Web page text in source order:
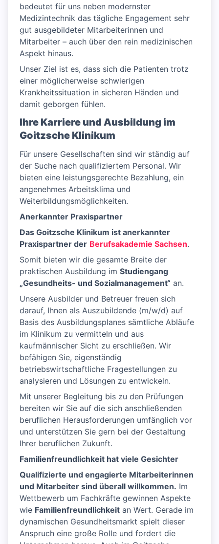
bedeutet für uns neben modernster
Medizintechnik das tägliche Engagement sehr
gut ausgebildeter Mitarbeiterinnen und
Mitarbeiter – auch über den rein medizinischen
Aspekt hinaus.
Unser Ziel ist es, dass sich die Patienten trotz
einer möglicherweise schwierigen
Krankheitssituation in sicheren Händen und
damit geborgen fühlen.
Ihre Karriere und Ausbildung im
Goitzsche Klinikum
Für unsere Gesellschaften sind wir ständig auf
der Suche nach qualifiziertem Personal. Wir
bieten eine leistungsgerechte Bezahlung, ein
angenehmes Arbeitsklima und
Weiterbildungsmöglichkeiten.
Anerkannter Praxispartner
Das Goitzsche Klinikum ist anerkannter
Praxispartner der Berufsakademie Sachsen.
Somit bieten wir die gesamte Breite der
praktischen Ausbildung im Studiengang
„Gesundheits- und Sozialmanagement“ an.
Unsere Ausbilder und Betreuer freuen sich
darauf, Ihnen als Auszubildende (m/w/d) auf
Basis des Ausbildungsplanes sämtliche Abläufe
im Klinikum zu vermitteln und aus
kaufmännischer Sicht zu erschließen. Wir
befähigen Sie, eigenständig
betriebswirtschaftliche Fragestellungen zu
analysieren und Lösungen zu entwickeln.
Mit unserer Begleitung bis zu den Prüfungen
bereiten wir Sie auf die sich anschließenden
beruflichen Herausforderungen umfänglich vor
und unterstützen Sie gern bei der Gestaltung
Ihrer beruflichen Zukunft.
Familienfreundlichkeit hat viele Gesichter
Qualifizierte und engagierte Mitarbeiterinnen
und Mitarbeiter sind überall willkommen. Im
Wettbewerb um Fachkräfte gewinnen Aspekte
wie Familienfreundlichkeit an Wert. Gerade im
dynamischen Gesundheitsmarkt spielt dieser
Anspruch eine große Rolle und fordert die